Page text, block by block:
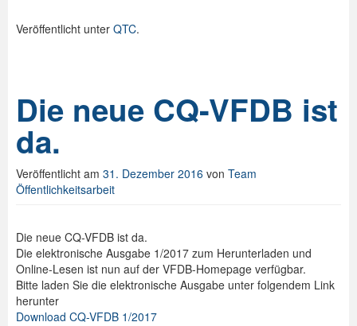
Veröffentlicht unter QTC.
Die neue CQ-VFDB ist
da.
Veröffentlicht am 31. Dezember 2016 von Team
Öffentlichkeitsarbeit
Die neue CQ-VFDB ist da.
Die elektronische Ausgabe 1/2017 zum Herunterladen und
Online-Lesen ist nun auf der VFDB-Homepage verfügbar.
Bitte laden Sie die elektronische Ausgabe unter folgendem Link
herunter
Download CQ-VFDB 1/2017